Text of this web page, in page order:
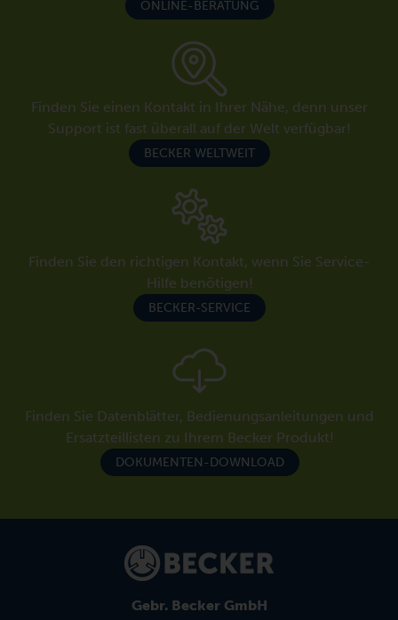
ONLINE-BERATUNG
Finden Sie einen Kontakt in Ihrer Nähe, denn unser
Support ist fast überall auf der Welt verfügbar!
BECKER WELTWEIT
Finden Sie den richtigen Kontakt, wenn Sie Service-
Hilfe benötigen!
BECKER-SERVICE
Finden Sie Datenblätter, Bedienungsanleitungen und
Ersatzteillisten zu Ihrem Becker Produkt!
DOKUMENTEN-DOWNLOAD
Gebr. Becker GmbH